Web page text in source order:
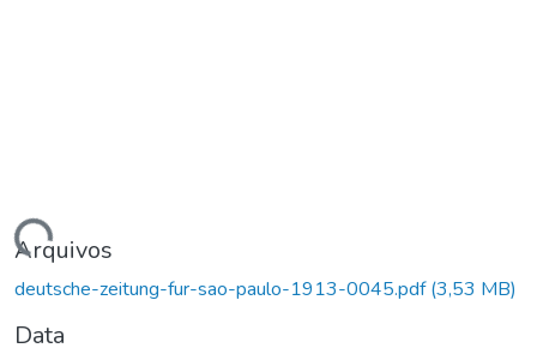
Carregando...
Arquivos
deutsche-zeitung-fur-sao-paulo-1913-0045.pdf(3,53 MB)
Data